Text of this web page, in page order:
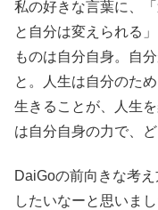
私の好きな言葉に、
と自分は変えられる
ものは自分自身。自
と。人生は自分のた
生きることが、人生
は自分自身の力で、
DaiGoの前向きな考
したいなーと思いまし